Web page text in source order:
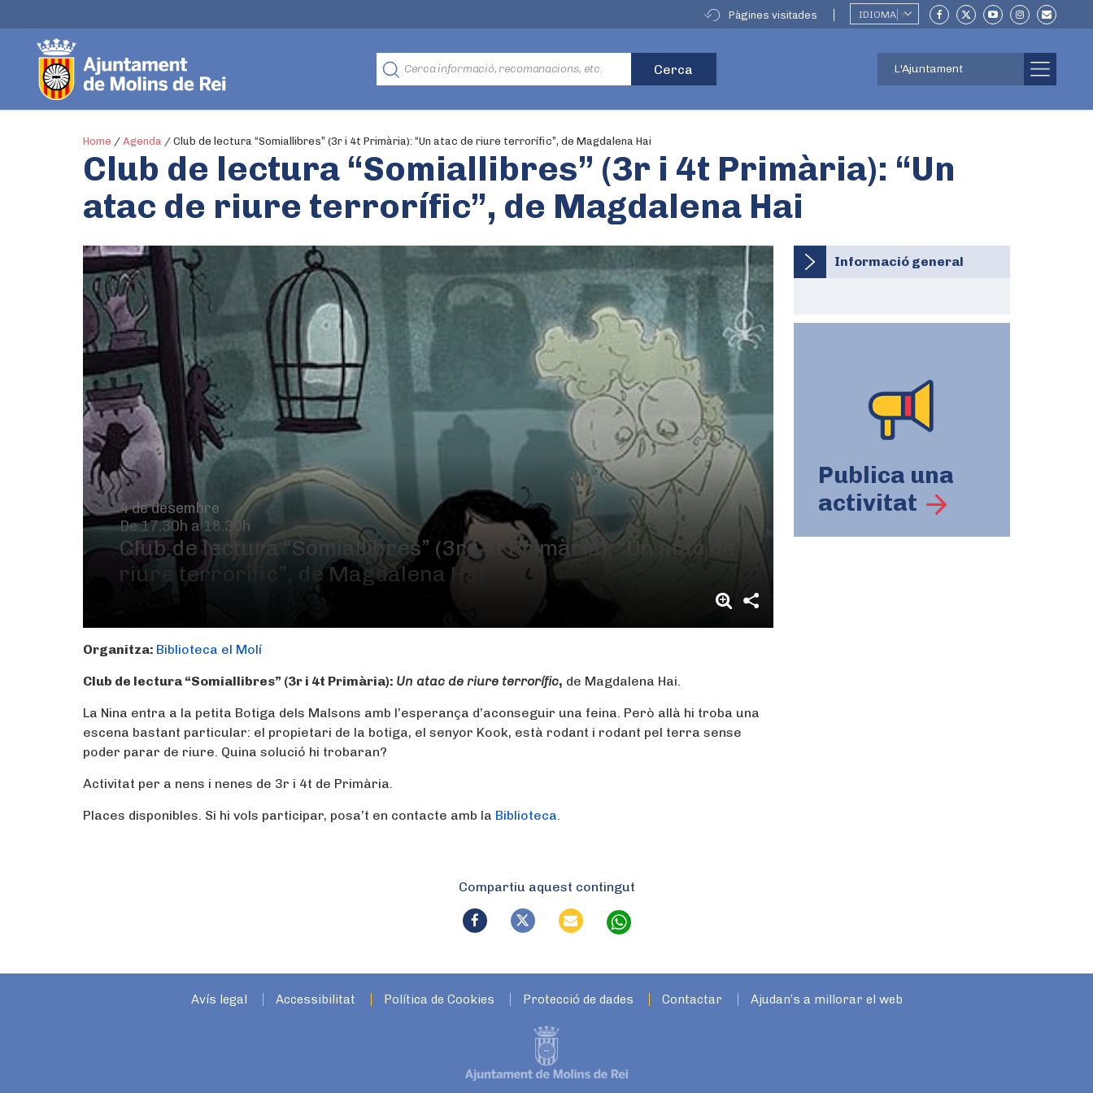
Pàgines visitades IDIOMA ▼
L'Ajuntament
Home / Agenda / Club de lectura “Somiallibres” (3r i 4t Primària): “Un atac de riure terrorífic”, de Magdalena Hai
Club de lectura “Somiallibres” (3r i 4t Primària): “Un
atac de riure terrorífic”, de Magdalena Hai
4 de desembre
De 17.30h a 18.30h
Club de lectura “Somiallibres” (3r i 4t Primària): “Un atac de
riure terrorífic”, de Magdalena Hai
Organitza: Biblioteca el Molí
Club de lectura “Somiallibres” (3r i 4t Primària): Un atac de riure terrorífic, de Magdalena Hai.
La Nina entra a la petita Botiga dels Malsons amb l’esperança d’aconseguir una feina. Però allà hi troba una
escena bastant particular: el propietari de la botiga, el senyor Kook, està rodant i rodant pel terra sense
poder parar de riure. Quina solució hi trobaran?
Activitat per a nens i nenes de 3r i 4t de Primària.
Places disponibles. Si hi vols participar, posa’t en contacte amb la Biblioteca.
Informació general
Publica una
activitat
Compartiu aquest contingut
Avís legal Accessibilitat Política de Cookies Protecció de dades Contactar Ajudan’s a millorar el web